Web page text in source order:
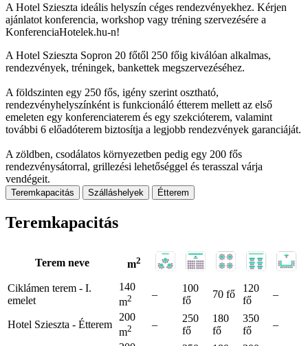
A Hotel Szieszta ideális helyszín céges rendezvényekhez. Kérjen
ajánlatot konferencia, workshop vagy tréning szervezésére a
KonferenciaHotelek.hu-n!
A Hotel Szieszta Sopron 20 főtől 250 főig kiválóan alkalmas,
rendezvények, tréningek, bankettek megszervezéséhez.
A földszinten egy 250 fős, igény szerint osztható,
rendezvényhelyszínként is funkcionáló étterem mellett az első
emeleten egy konferenciaterem és egy szekcióterem, valamint
további 6 előadóterem biztosítja a legjobb rendezvények garanciáját.
A zöldben, csodálatos környezetben pedig egy 200 fős
rendezvénysátorral, grillezési lehetőséggel és terasszal várja
vendégeit.
Teremkapacitás Szálláshelyek Étterem
Teremkapacitás
Terem neve m2
Ciklámen terem - I.
emelet
140
m2 –
100
fő
70 fő
120
fő
–
Hotel Szieszta - Étterem
200
m2 –
250
fő
180
fő
350
fő
–